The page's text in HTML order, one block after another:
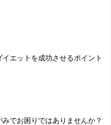
エットを成功させるポイント
でお困りではありませんか？